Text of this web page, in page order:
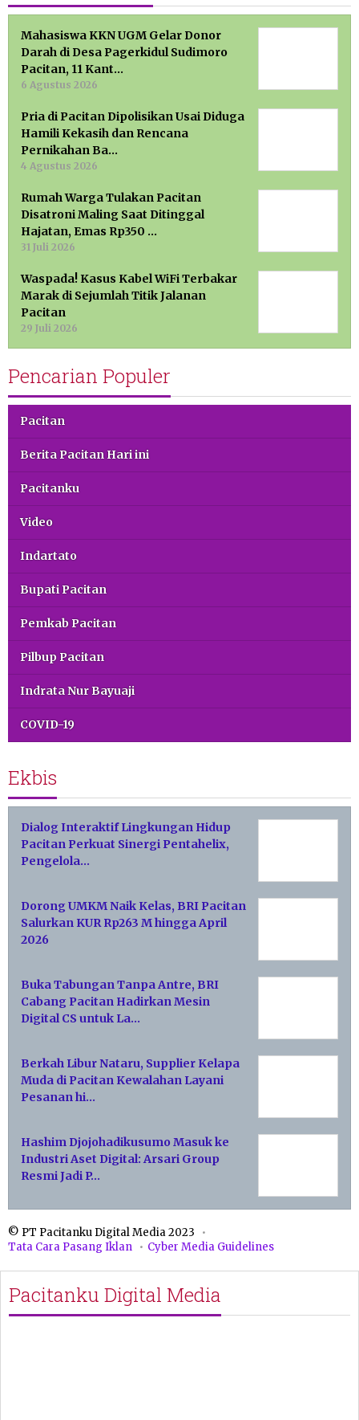
Mahasiswa KKN UGM Gelar Donor
Darah di Desa Pagerkidul Sudimoro
Pacitan, 11 Kant…
6 Agustus 2026
Pria di Pacitan Dipolisikan Usai Diduga
Hamili Kekasih dan Rencana
Pernikahan Ba…
4 Agustus 2026
Rumah Warga Tulakan Pacitan
Disatroni Maling Saat Ditinggal
Hajatan, Emas Rp350 …
31 Juli 2026
Waspada! Kasus Kabel WiFi Terbakar
Marak di Sejumlah Titik Jalanan
Pacitan
29 Juli 2026
Pencarian Populer
Pacitan
Berita Pacitan Hari ini
Pacitanku
Video
Indartato
Bupati Pacitan
Pemkab Pacitan
Pilbup Pacitan
Indrata Nur Bayuaji
COVID-19
Ekbis
Dialog Interaktif Lingkungan Hidup
Pacitan Perkuat Sinergi Pentahelix,
Pengelola…
Dorong UMKM Naik Kelas, BRI Pacitan
Salurkan KUR Rp263 M hingga April
2026
Buka Tabungan Tanpa Antre, BRI
Cabang Pacitan Hadirkan Mesin
Digital CS untuk La…
Berkah Libur Nataru, Supplier Kelapa
Muda di Pacitan Kewalahan Layani
Pesanan hi…
Hashim Djojohadikusumo Masuk ke
Industri Aset Digital: Arsari Group
Resmi Jadi P…
© PT Pacitanku Digital Media 2023
Tata Cara Pasang Iklan
Cyber Media Guidelines
Pacitanku Digital Media